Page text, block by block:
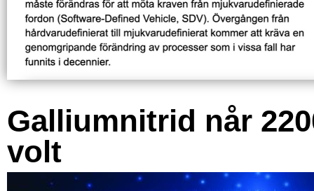
Galliumnitrid når
volt